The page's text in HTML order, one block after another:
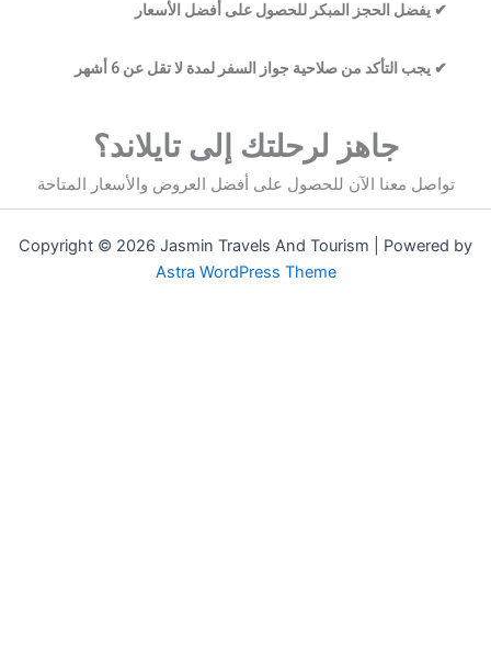
يفضل الحجز المبكر للحصول على أفضل الأسعار ✔
يجب التأكد من صلاحية جواز السفر لمدة لا تقل عن 6 أشهر ✔
جاهز لرحلتك إلى تايلاند؟
تواصل معنا الآن للحصول على أفضل العروض والأسعار المتاحة
Copyright © 2026 Jasmin Travels And Tourism | Powered by
Astra WordPress Theme